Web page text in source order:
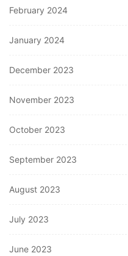
February 2024
January 2024
December 2023
November 2023
October 2023
September 2023
August 2023
July 2023
June 2023